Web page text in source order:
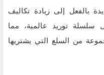
بالفعل إلى زيادة تكاليف
سلسلة توريد عالمية، مما
من السلع التي يشتريها